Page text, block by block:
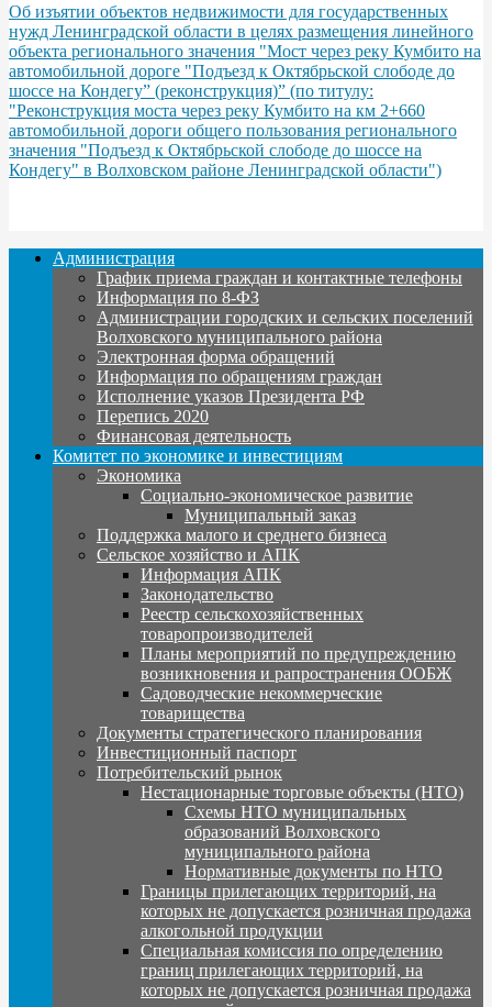
Об изъятии объектов недвижимости для государственных
нужд Ленинградской области в целях размещения линейного
объекта регионального значения "Мост через реку Кумбито на
автомобильной дороге "Подъезд к Октябрьской слободе до
шоссе на Кондегу” (реконструкция)” (по титулу:
"Реконструкция моста через реку Кумбито на км 2+660
автомобильной дороги общего пользования регионального
значения "Подъезд к Октябрьской слободе до шоссе на
Кондегу" в Волховском районе Ленинградской области")
Администрация
График приема граждан и контактные телефоны
Информация по 8-ФЗ
Администрации городских и сельских поселений
Волховского муниципального района
Электронная форма обращений
Информация по обращениям граждан
Исполнение указов Президента РФ
Перепись 2020
Финансовая деятельность
Комитет по экономике и инвестициям
Экономика
Социально-экономическое развитие
Муниципальный заказ
Поддержка малого и среднего бизнеса
Сельское хозяйство и АПК
Информация АПК
Законодательство
Реестр сельскохозяйственных
товаропроизводителей
Планы мероприятий по предупреждению
возникновения и рапространения ООБЖ
Садоводческие некоммерческие
товарищества
Документы стратегического планирования
Инвестиционный паспорт
Потребительский рынок
Нестационарные торговые объекты (НТО)
Схемы НТО муниципальных
образований Волховского
муниципального района
Нормативные документы по НТО
Границы прилегающих территорий, на
которых не допускается розничная продажа
алкогольной продукции
Специальная комиссия по определению
границ прилегающих территорий, на
которых не допускается розничная продажа